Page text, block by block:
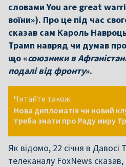
словами You are great
воїни»). Про це під час
сказав сам Кароль
Трамп навряд чи думав
що «союзники в
подалі від фронту».
Читайте також:
Нова дипломатія чи новий
треба знати про Раду миру
Як відомо, 22 січня в Давосі
телеканалу FoxNews